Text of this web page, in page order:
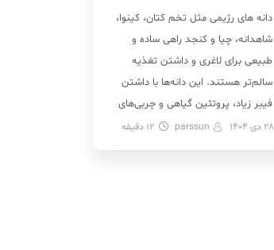
دانه های رژیمی مثل تخم کتان، کینوا،
شاهدانه، چیا و کنجد راهی ساده و
طبیعی برای لاغری و داشتن تغذیه
سالم‌تر هستند. این دانه‌ها با داشتن
فیبر زیاد، پروتئین گیاهی و چربی‌های
مفید کمک می‌کنند زودتر سیر شوید،
28 دی 1404 parssun
12 دقیقه